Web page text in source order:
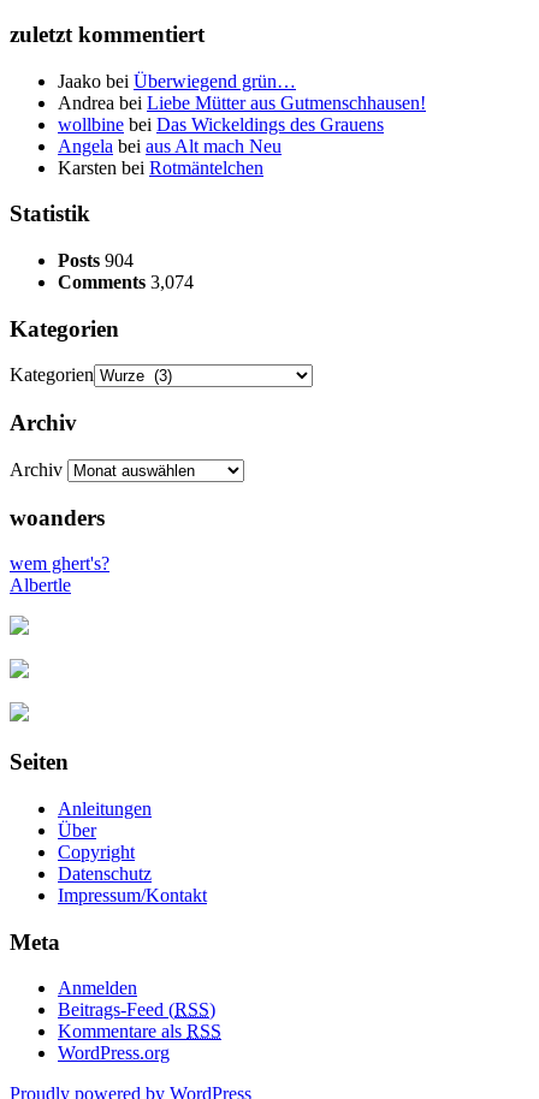
zuletzt kommentiert
Jaako bei Überwiegend grün…
Andrea bei Liebe Mütter aus Gutmenschhausen!
wollbine bei Das Wickeldings des Grauens
Angela bei aus Alt mach Neu
Karsten bei Rotmäntelchen
Statistik
Posts 904
Comments 3,074
Kategorien
Kategorien
Archiv
Archiv
woanders
wem ghert's?
Albertle
Seiten
Anleitungen
Über
Copyright
Datenschutz
Impressum/Kontakt
Meta
Anmelden
Beitrags-Feed (RSS)
Kommentare als RSS
WordPress.org
Proudly powered by WordPress